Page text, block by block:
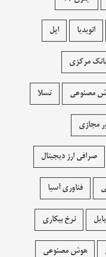
انویدیا اپل
بانک مرکزی
مصنوعی تسلا
مجازی
صرافی ارز دیجیتال
فناوری آسیا
نرخ بیکاری
هوش مصنوعی